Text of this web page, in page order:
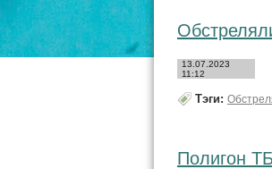
13.07.2023
11:12
Тэги:
Полигон